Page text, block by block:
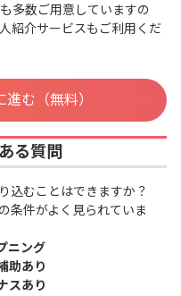
多数ご用意していますの
紹介サービスもご利用くだ
む（無料）
る質問
込むことはできますか？
条件がよく見られていま
ニング
助あり
スあり